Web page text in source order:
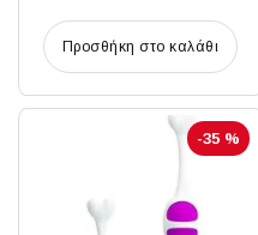
Προσθήκη στο καλάθι
-35 %